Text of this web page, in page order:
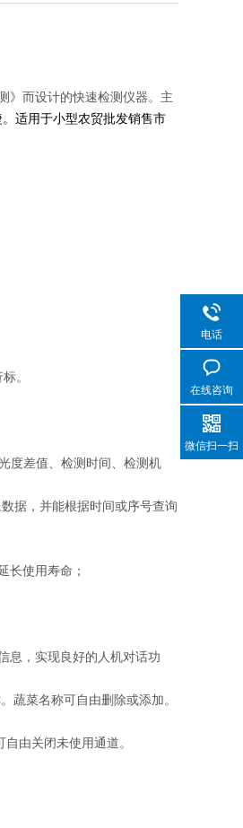
》而设计的快速检测仪器。主
适用于小型农贸批发销售市
。
度差值、检测时间、检测机
据，并能根据时间或序号查询
长使用寿命；
息，实现良好的人机对话功
蔬菜名称可自由删除或添加。
由关闭未使用通道。
电话
在线咨询
微信扫一扫